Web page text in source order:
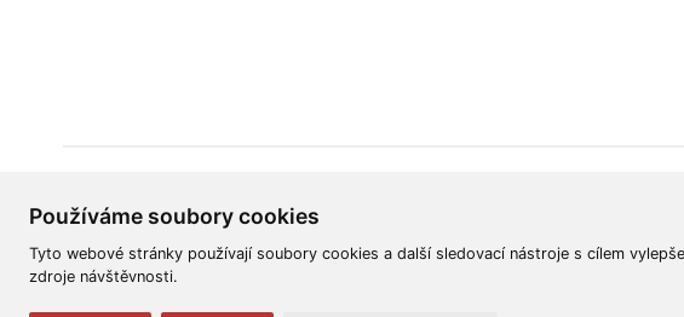
Používáme soubory cookies
Tyto webové stránky používají soubory cookies a další sledovací nástroje s cílem
zdroje návštěvnosti.